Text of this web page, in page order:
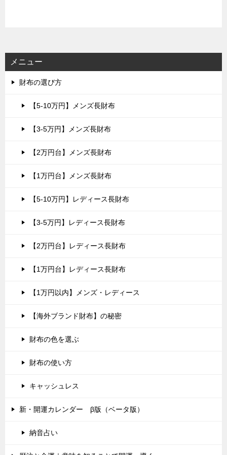
メニュー
財布の選び方
【5-10万円】メンズ長財布
【3-5万円】メンズ長財布
【2万円台】メンズ長財布
【1万円台】メンズ長財布
【5-10万円】レディース長財布
【3-5万円】レディース長財布
【2万円台】レディース長財布
【1万円台】レディース長財布
【1万円以内】メンズ・レディース
【海外ブランド財布】の秘密
財布の色を選ぶ
財布の使い方
キャッシュレス
新・開運カレンダー β版（ベータ版）
納音占い